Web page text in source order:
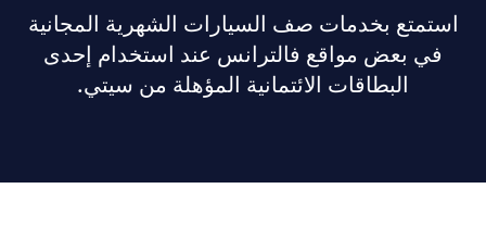
استمتع بخدمات صف السيارات الشهرية المجانية
في بعض مواقع فالترانس عند استخدام إحدى
البطاقات الائتمانية المؤهلة من سيتي.